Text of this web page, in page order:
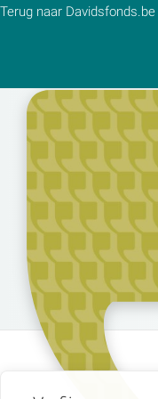
Terug naar Davidsfonds.be
Zoek:
Zoeken